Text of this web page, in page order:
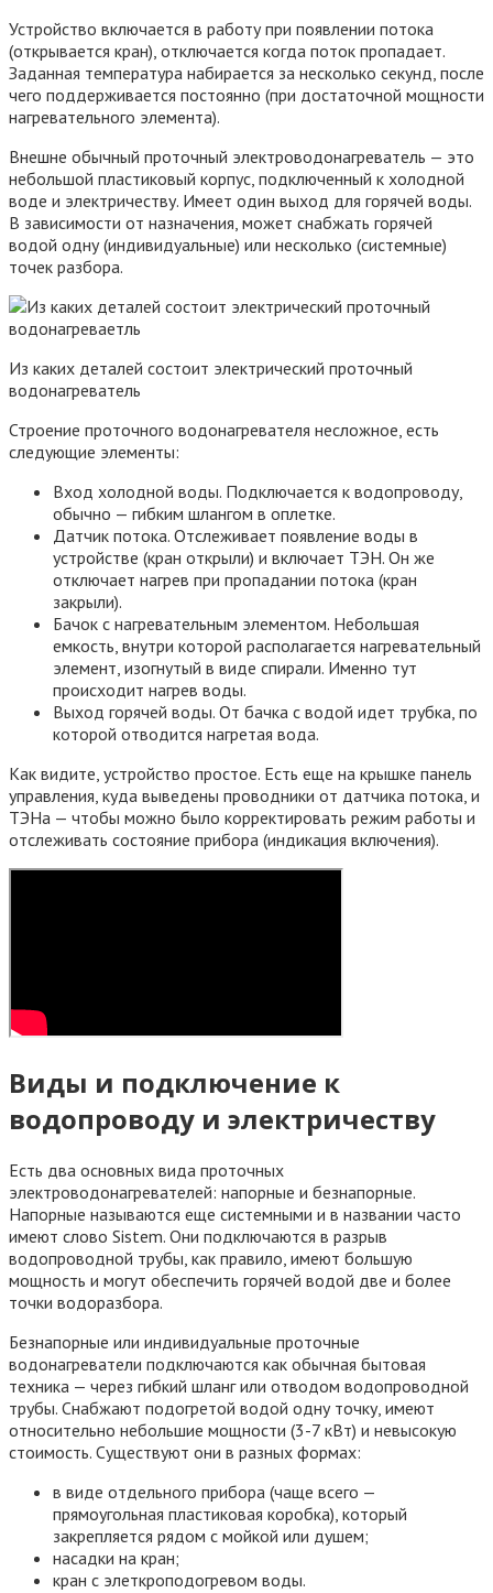
Устройство включается в работу при появлении потока
(открывается кран), отключается когда поток пропадает.
Заданная температура набирается за несколько секунд, после
чего поддерживается постоянно (при достаточной мощности
нагревательного элемента).
Внешне обычный проточный электроводонагреватель — это
небольшой пластиковый корпус, подключенный к холодной
воде и электричеству. Имеет один выход для горячей воды.
В зависимости от назначения, может снабжать горячей
водой одну (индивидуальные) или несколько (системные)
точек разбора.
Из каких деталей состоит электрический проточный
водонагреватель
Строение проточного водонагревателя несложное, есть
следующие элементы:
Вход холодной воды. Подключается к водопроводу,
обычно — гибким шлангом в оплетке.
Датчик потока. Отслеживает появление воды в
устройстве (кран открыли) и включает ТЭН. Он же
отключает нагрев при пропадании потока (кран
закрыли).
Бачок с нагревательным элементом. Небольшая
емкость, внутри которой располагается нагревательный
элемент, изогнутый в виде спирали. Именно тут
происходит нагрев воды.
Выход горячей воды. От бачка с водой идет трубка, по
которой отводится нагретая вода.
Как видите, устройство простое. Есть еще на крышке панель
управления, куда выведены проводники от датчика потока, и
ТЭНа — чтобы можно было корректировать режим работы и
отслеживать состояние прибора (индикация включения).
Виды и подключение к
водопроводу и электричеству
Есть два основных вида проточных
электроводонагревателей: напорные и безнапорные.
Напорные называются еще системными и в названии часто
имеют слово Sistem. Они подключаются в разрыв
водопроводной трубы, как правило, имеют большую
мощность и могут обеспечить горячей водой две и более
точки водоразбора.
Безнапорные или индивидуальные проточные
водонагреватели подключаются как обычная бытовая
техника — через гибкий шланг или отводом водопроводной
трубы. Снабжают подогретой водой одну точку, имеют
относительно небольшие мощности (3-7 кВт) и невысокую
стоимость. Существуют они в разных формах:
в виде отдельного прибора (чаще всего —
прямоугольная пластиковая коробка), который
закрепляется рядом с мойкой или душем;
насадки на кран;
кран с элеткроподогревом воды.